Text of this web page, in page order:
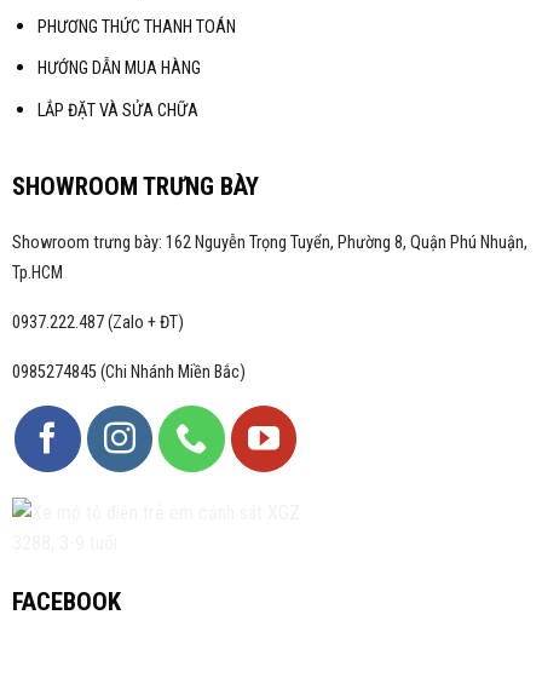
PHƯƠNG THỨC THANH TOÁN
HƯỚNG DẪN MUA HÀNG
LẮP ĐẶT VÀ SỬA CHỮA
SHOWROOM TRƯNG BÀY
Showroom trưng bày: 162 Nguyễn Trọng Tuyển, Phường 8, Quận Phú Nhuận,
Tp.HCM
0937.222.487 (Zalo + ĐT)
0985274845 (Chi Nhánh Miền Bắc)
FACEBOOK